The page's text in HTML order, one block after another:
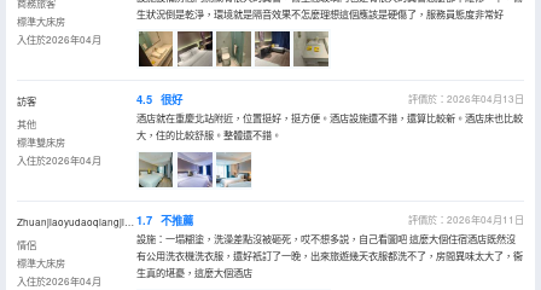
標準大床房
入住於2026年04月
生狀況倒是乾淨，環境就是隔音效果不怎麼理想這個應該是硬傷了，服務員態度非常好
訪客
其他
標準雙床房
入住於2026年04月
4.5 很好
評價於：2026年04月13日
酒店就在重慶北站附近，位置挺好，挺方便。酒店設施還不錯，還算比較新。酒店床也比較
大，住的比較舒服。整體還不錯。
Zhuanjiaoyudaoqiangjiede！
情侶
標準大床房
入住於2026年04月
1.7 不推薦
評價於：2026年04月11日
設施：一塌糊塗，洗澡差點沒被砸死，哎不想多説，自己看圖吧 這麼大個住宿酒店既然沒
有公用洗衣機洗衣服，還好衹訂了一晚，出來旅遊幾天衣服都洗不了，房間異味太大了，衞
生真的堪憂，這麼大個酒店